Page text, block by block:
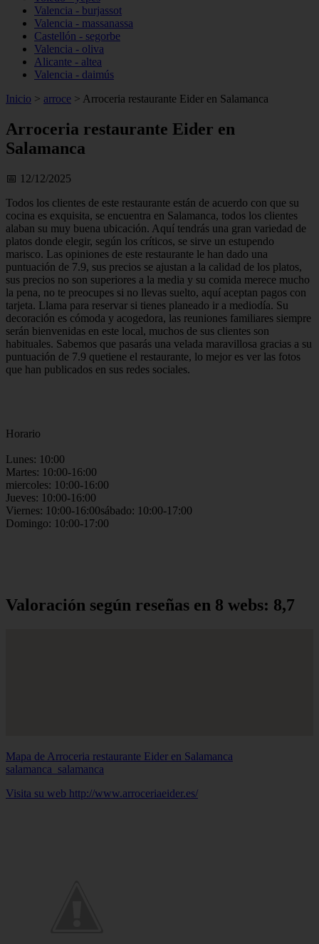
Valencia - burjassot
Valencia - massanassa
Castellón - segorbe
Valencia - oliva
Alicante - altea
Valencia - daimús
Inicio > arroce > Arroceria restaurante Eider en Salamanca
Arroceria restaurante Eider en
Salamanca
📅 12/12/2025
Todos los clientes de este restaurante están de acuerdo con que su
cocina es exquisita, se encuentra en Salamanca, todos los clientes
alaban su muy buena ubicación. Aquí tendrás una gran variedad de
platos donde elegir, según los críticos, se sirve un estupendo
marisco. Las opiniones de este restaurante le han dado una
puntuación de 7.9, sus precios se ajustan a la calidad de los platos,
sus precios no son superiores a la media y su comida merece mucho
la pena, no te preocupes si no llevas suelto, aquí aceptan pagos con
tarjeta. Llama para reservar si tienes planeado ir a mediodía. Su
decoración es cómoda y acogedora, las reuniones familiares siempre
serán bienvenidas en este local, muchos de sus clientes son
habituales. Sabemos que pasarás una velada maravillosa gracias a su
puntuación de 7.9 quetiene el restaurante, lo mejor es ver las fotos
que han publicados en sus redes sociales.
Horario
Lunes: 10:00
Martes: 10:00-16:00
miercoles: 10:00-16:00
Jueves: 10:00-16:00
Viernes: 10:00-16:00sábado: 10:00-17:00
Domingo: 10:00-17:00
Valoración según reseñas en 8 webs: 8,7
Mapa de Arroceria restaurante Eider en Salamanca
salamanca_salamanca
Visita su web http://www.arroceriaeider.es/